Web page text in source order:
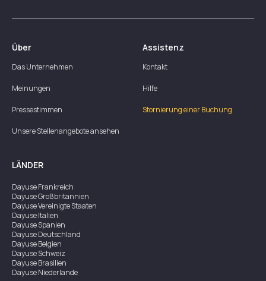
Über
Das Unternehmen
Meinungen
Pressestimmen
Unsere Stellenangebote ansehen
Assistenz
Kontakt
Hilfe
Stornierung einer Buchung
LÄNDER
DayuseFrankreich
DayuseGroßbritannien
DayuseVereinigte Staaten
DayuseItalien
DayuseSpanien
DayuseDeutschland
DayuseBelgien
DayuseSchweiz
DayuseBrasilien
DayuseNiederlande